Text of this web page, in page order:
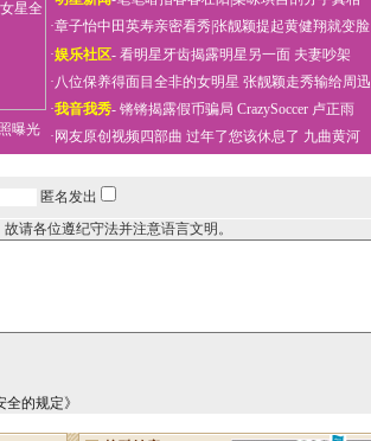
曝光
·章子怡中田英寿亲密看秀张靓颖提起黄健翔就变脸
·娱乐社区- 看明星牙齿揭露明星另一面 夫妻吵架
·八位保养得面目全非的女明星 张靓颖走秀输给周迅
·我音我秀- 锵锵揭露假币骗局 CrazySoccer 卢正雨
· 网友原创视频四部曲 过年了您该休息了 九曲黄河
匿名发出
请各位遵纪守法并注意语言文明。
的规定》